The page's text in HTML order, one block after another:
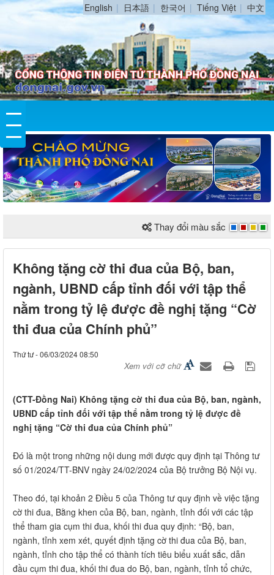
English 日本語 한국어 Tiếng Việt 中文
Thay đổi màu sắc
Không tặng cờ thi đua của Bộ, ban,
ngành, UBND cấp tỉnh đối với tập thể
nằm trong tỷ lệ được đề nghị tặng “Cờ
thi đua của Chính phủ”
Thứ tư - 06/03/2024 08:50
Xem với cỡ chữ
(CTT-Đồng Nai) Không tặng cờ thi đua của Bộ, ban, ngành,
UBND cấp tỉnh đối với tập thể nằm trong tỷ lệ được đề
nghị tặng “Cờ thi đua của Chính phủ”
Đó là một trong những nội dung mới được quy định tại Thông tư
số 01/2024/TT-BNV ngày 24/02/2024 của Bộ trưởng Bộ Nội vụ.
Theo đó, tại khoản 2 Điều 5 của Thông tư quy định về việc tặng
cờ thi đua, Bằng khen của Bộ, ban, ngành, tỉnh đối với các tập
thể tham gia cụm thi đua, khối thi đua quy định: “Bộ, ban,
ngành, tỉnh xem xét, quyết định tặng cờ thi đua của Bộ, ban,
ngành, tỉnh cho tập thể có thành tích tiêu biểu xuất sắc, dẫn
đầu cụm thi đua, khối thi đua do Bộ, ban, ngành, tỉnh tổ chức,